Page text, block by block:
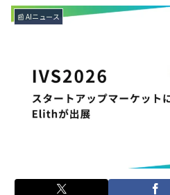
📰 AIニュース